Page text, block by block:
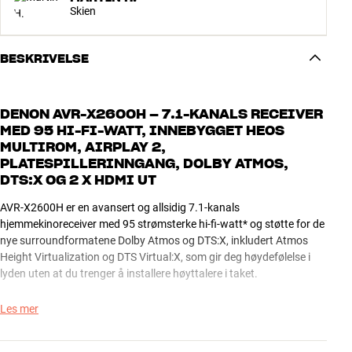
Skien
BESKRIVELSE
DENON AVR-X2600H – 7.1-KANALS RECEIVER
MED 95 HI-FI-WATT, INNEBYGGET HEOS
MULTIROM, AIRPLAY 2,
PLATESPILLERINNGANG, DOLBY ATMOS,
DTS:X OG 2 X HDMI UT
AVR-X2600H er en avansert og allsidig 7.1-kanals
hjemmekinoreceiver med 95 strømsterke hi-fi-watt* og støtte for de
nye surroundformatene Dolby Atmos og DTS:X, inkludert Atmos
Height Virtualization og DTS Virtual:X, som gir deg høydefølelse i
lyden uten at du trenger å installere høyttalere i taket.
Blant de mange funksjonene finner du også Denons eget trådløse,
videobehandling med 4K-oppskalering, slik at du kan få det beste ut
Les mer